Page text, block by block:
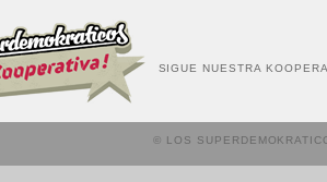
SIGUE NUESTRA
© LOS